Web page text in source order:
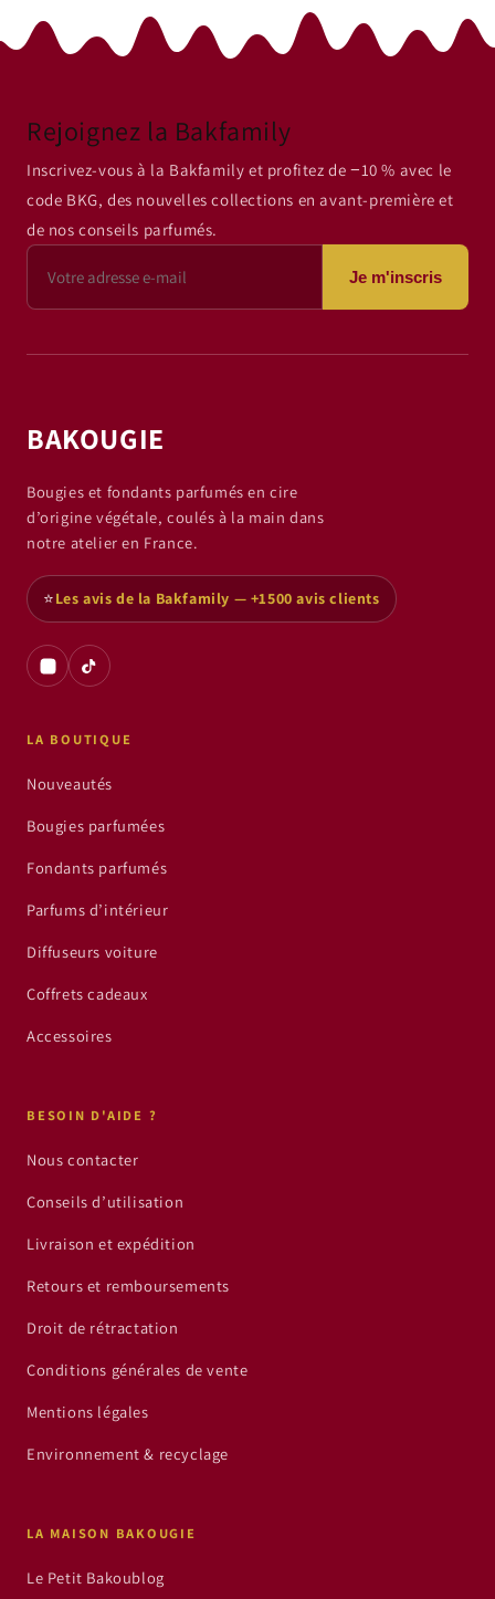
Rejoignez la Bakfamily
Inscrivez-vous à la Bakfamily et profitez de −10 % avec le
code BKG, des nouvelles collections en avant-première et
de nos conseils parfumés.
Je m'inscris
BAKOUGIE
Bougies et fondants parfumés en cire
d’origine végétale, coulés à la main dans
notre atelier en France.
⭐Les avis de la Bakfamily — +1500 avis clients
LA BOUTIQUE
Nouveautés
Bougies parfumées
Fondants parfumés
Parfums d’intérieur
Diffuseurs voiture
Coffrets cadeaux
Accessoires
BESOIN D'AIDE ?
Nous contacter
Conseils d’utilisation
Livraison et expédition
Retours et remboursements
Droit de rétractation
Conditions générales de vente
Mentions légales
Environnement & recyclage
LA MAISON BAKOUGIE
Le Petit Bakoublog